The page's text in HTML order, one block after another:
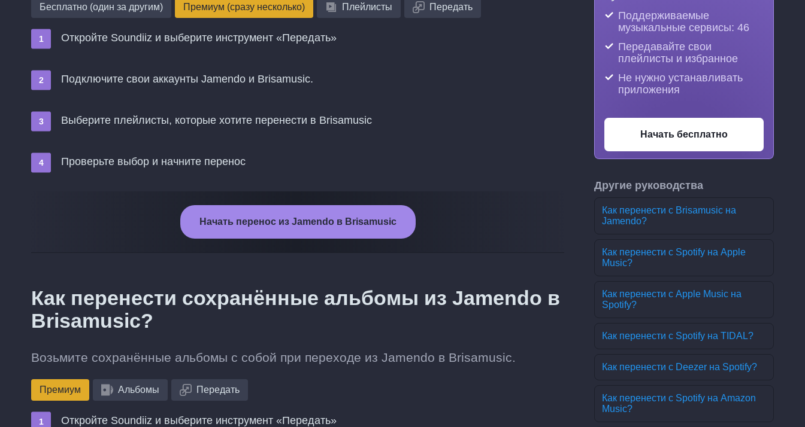
Бесплатно (один за другим) Премиум (сразу несколько) Плейлисты Передать
Откройте Soundiiz и выберите инструмент «Передать»
Подключите свои аккаунты Jamendo и Brisamusic.
Выберите плейлисты, которые хотите перенести в Brisamusic
Проверьте выбор и начните перенос
Начать перенос из Jamendo в Brisamusic
Как перенести сохранённые альбомы из Jamendo в
Brisamusic?
Возьмите сохранённые альбомы с собой при переходе из Jamendo в Brisamusic.
Премиум Альбомы Передать
Откройте Soundiiz и выберите инструмент «Передать»
Поддерживаемые
музыкальные сервисы: 46
Передавайте свои
плейлисты и избранное
Не нужно устанавливать
приложения
Начать бесплатно
Другие руководства
Как перенести с Brisamusic на
Jamendo?
Как перенести с Spotify на Apple
Music?
Как перенести с Apple Music на
Spotify?
Как перенести с Spotify на TIDAL?
Как перенести с Deezer на Spotify?
Как перенести с Spotify на Amazon
Music?